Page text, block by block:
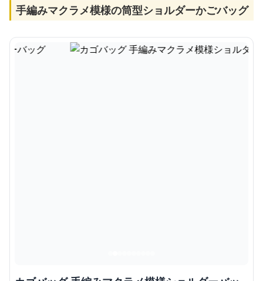
手編みマクラメ模様の筒型ショルダーかごバッグ